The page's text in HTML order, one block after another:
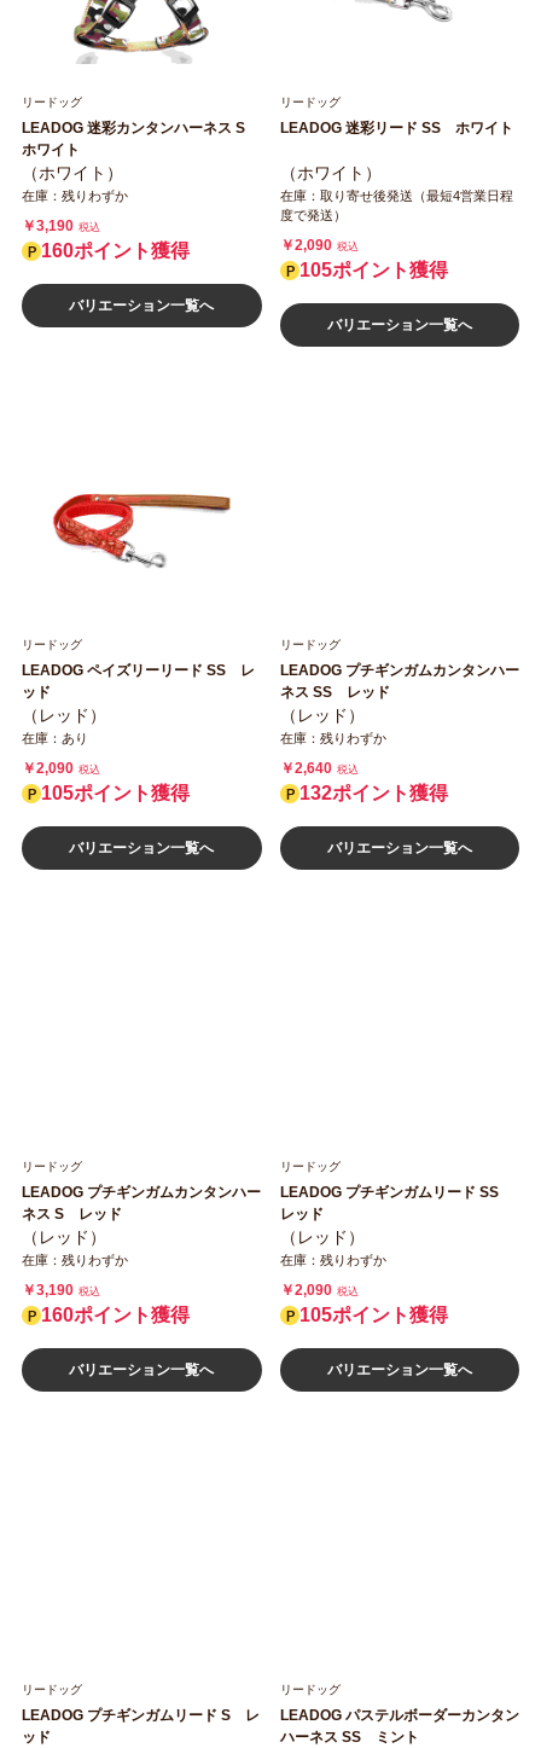
リードッグ
LEADOG 迷彩カンタンハーネス S
ホワイト
（ホワイト）
在庫：残りわずか
￥3,190 税込
160ポイント獲得
バリエーション一覧へ
リードッグ
LEADOG 迷彩リード SS ホワイト
（ホワイト）
在庫：取り寄せ後発送（最短4営業日程
度で発送）
￥2,090 税込
105ポイント獲得
バリエーション一覧へ
リードッグ
LEADOG ペイズリーリード SS レ
ッド
（レッド）
在庫：あり
￥2,090 税込
105ポイント獲得
バリエーション一覧へ
リードッグ
LEADOG プチギンガムカンタンハー
ネス SS レッド
（レッド）
在庫：残りわずか
￥2,640 税込
132ポイント獲得
バリエーション一覧へ
リードッグ
LEADOG プチギンガムカンタンハー
ネス S レッド
（レッド）
在庫：残りわずか
￥3,190 税込
160ポイント獲得
バリエーション一覧へ
リードッグ
LEADOG プチギンガムリード SS
レッド
（レッド）
在庫：残りわずか
￥2,090 税込
105ポイント獲得
バリエーション一覧へ
リードッグ
LEADOG プチギンガムリード S レ
ッド
リードッグ
LEADOG パステルボーダーカンタン
ハーネス SS ミント